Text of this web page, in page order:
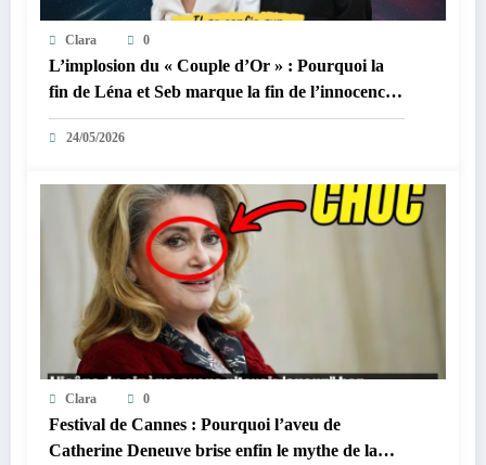
Clara 0
L’implosion du « Couple d’Or » : Pourquoi la
fin de Léna et Seb marque la fin de l’innocence
sur YouTube
24/05/2026
Clara 0
Festival de Cannes : Pourquoi l’aveu de
Catherine Deneuve brise enfin le mythe de la